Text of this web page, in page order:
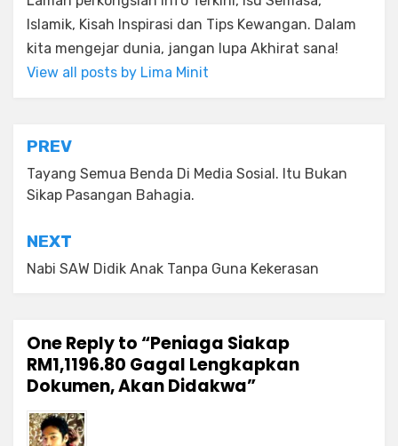
Islamik, Kisah Inspirasi dan Tips Kewangan. Dalam
kita mengejar dunia, jangan lupa Akhirat sana!
View all posts by Lima Minit
Post
navigation
PREV
Tayang Semua Benda Di Media Sosial. Itu Bukan
Sikap Pasangan Bahagia.
NEXT
Nabi SAW Didik Anak Tanpa Guna Kekerasan
One Reply to “Peniaga Siakap
RM1,1196.80 Gagal Lengkapkan
Dokumen, Akan Didakwa”